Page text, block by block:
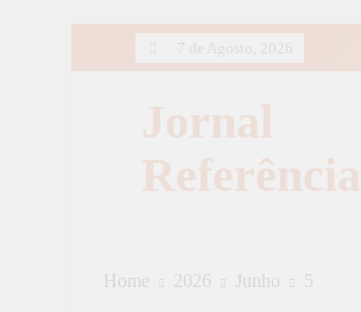
Jornal
Referência
Home 2026 Junho 5